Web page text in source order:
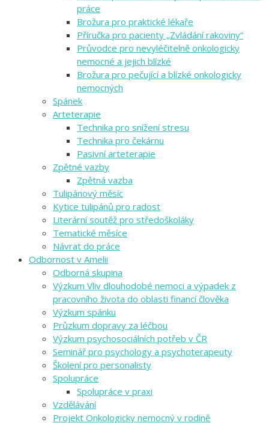
práce
Brožura pro praktické lékaře
Příručka pro pacienty „Zvládání rakoviny“
Průvodce pro nevyléčitelně onkologicky
nemocné a jejich blízké
Brožura pro pečující a blízké onkologicky
nemocných
Spánek
Arteterapie
Technika pro snížení stresu
Technika pro čekárnu
Pasivní arteterapie
Zpětné vazby
Zpětná vazba
Tulipánový měsíc
Kytice tulipánů pro radost
Literární soutěž pro středoškoláky
Tematické měsíce
Návrat do práce
Odbornost v Amelii
Odborná skupina
Výzkum Vliv dlouhodobé nemoci a výpadek z
pracovního života do oblasti financí člověka
Výzkum spánku
Průzkum dopravy za léčbou
Výzkum psychosociálních potřeb v ČR
Seminář pro psychology a psychoterapeuty
Školení pro personalisty
Spolupráce
Spolupráce v praxi
Vzdělávání
Projekt Onkologicky nemocný v rodině